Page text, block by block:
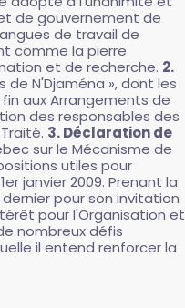
de gouvernement de
de travail de
comme la pierre
et de recherche. 2.
de N'Djaména », dont les
aux Arrangements de
des responsables des
3. Déclaration de
sur le Mécanisme de
utiles pour
janvier 2009. Prenant la
pour son invitation
pour l'Organisation et
nombreux défis
il entend renforcer la